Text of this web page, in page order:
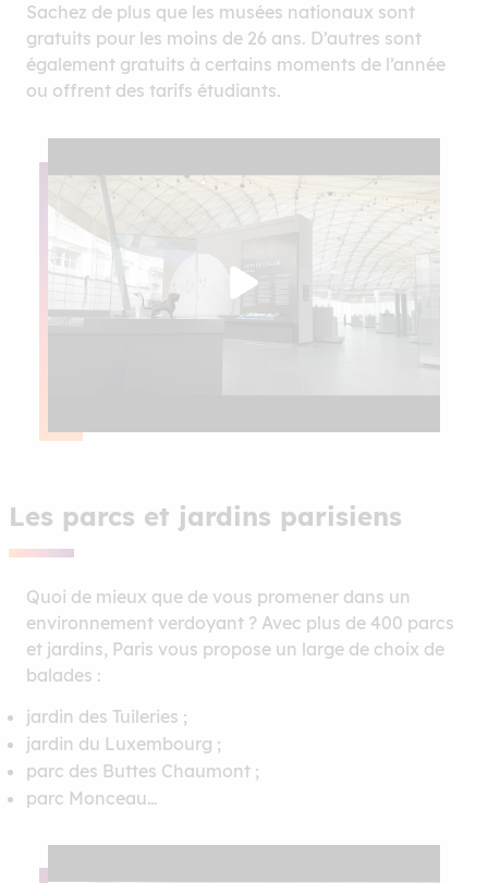
Sachez de plus que les musées nationaux sont
gratuits pour les moins de 26 ans. D’autres sont
également gratuits à certains moments de l’année
ou offrent des tarifs étudiants.
Les parcs et jardins parisiens
Quoi de mieux que de vous promener dans un
environnement verdoyant ? Avec plus de 400 parcs
et jardins, Paris vous propose un large de choix de
balades :
jardin des Tuileries ;
jardin du Luxembourg ;
parc des Buttes Chaumont ;
parc Monceau…